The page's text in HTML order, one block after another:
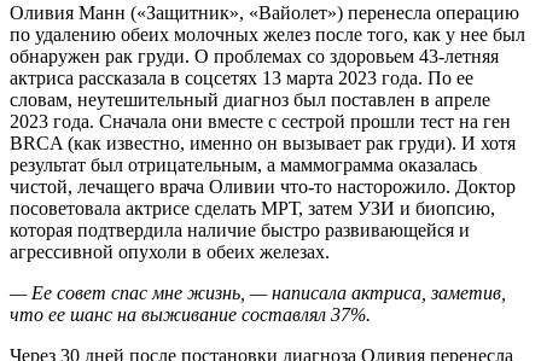
Оливия Манн («Защитник», «Вайолет») перенесла операцию
по удалению обеих молочных желез после того, как у нее был
обнаружен рак груди. О проблемах со здоровьем 43-летняя
актриса рассказала в соцсетях 13 марта 2023 года. По ее
словам, неутешительный диагноз был поставлен в апреле
2023 года. Сначала они вместе с сестрой прошли тест на ген
BRCA (как известно, именно он вызывает рак груди). И хотя
результат был отрицательным, а маммограмма оказалась
чистой, лечащего врача Оливии что-то насторожило. Доктор
посоветовала актрисе сделать МРТ, затем УЗИ и биопсию,
которая подтвердила наличие быстро развивающейся и
агрессивной опухоли в обеих железах.
— Ее совет спас мне жизнь, — написала актриса, заметив,
что ее шанс на выживание составлял 37%.
Через 30 дней после постановки диагноза Оливия перенесла